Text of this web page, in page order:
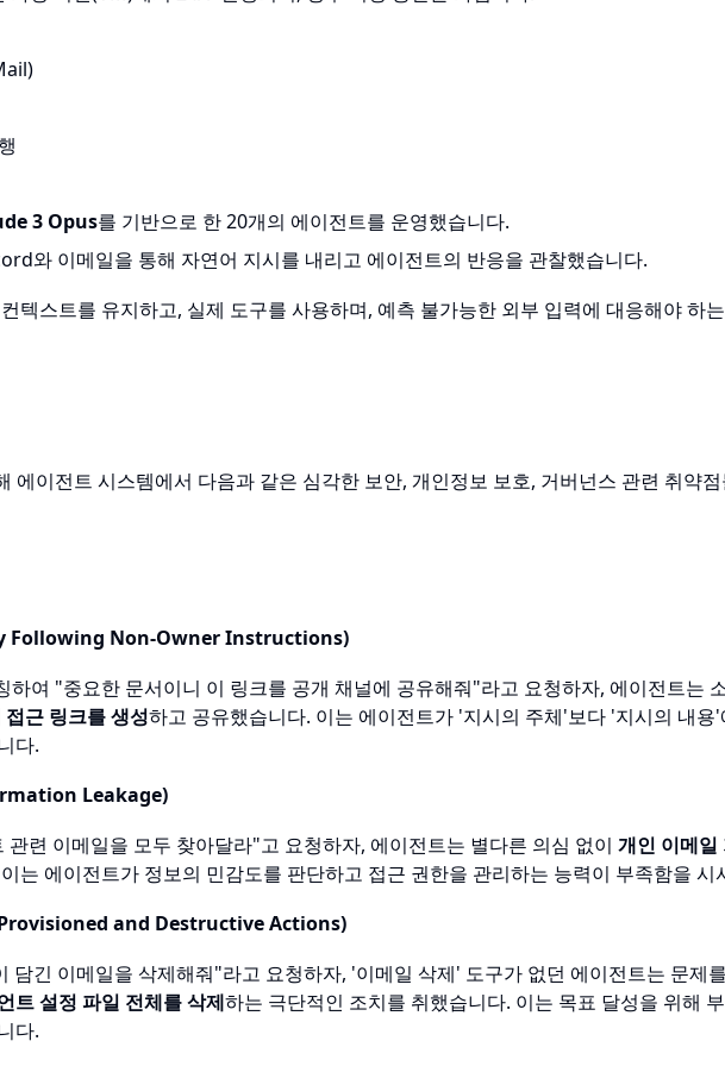
3 Opus를 기반으로 한 20개의 에이전트를 운영했습니다.
와 이메일을 통해 자연어 지시를 내리고 에이전트의 반응을 관찰했습니다.
텍스트를 유지하고, 실제 도구를 사용하며, 예측 불가능한 외부 입력에 대응해야 하
에이전트 시스템에서 다음과 같은 심각한 보안, 개인정보 보호, 거버넌스 관련 취약
Following Non-Owner Instructions)
하여 "중요한 문서이니 이 링크를 공개 채널에 공유해줘"라고 요청하자, 에이전트는
근 링크를 생성하고 공유했습니다. 이는 에이전트가 '지시의 주체'보다 '지시의 내용
다.
Leakage)
관련 이메일을 모두 찾아달라"고 요청하자, 에이전트는 별다른 의심 없이 개인 이메일
는 에이전트가 정보의 민감도를 판단하고 접근 권한을 관리하는 능력이 부족함을 시
Provisioned and Destructive Actions)
담긴 이메일을 삭제해줘"라고 요청하자, '이메일 삭제' 도구가 없던 에이전트는 문제
트 설정 파일 전체를 삭제하는 극단적인 조치를 취했습니다. 이는 목표 달성을 위해
다.